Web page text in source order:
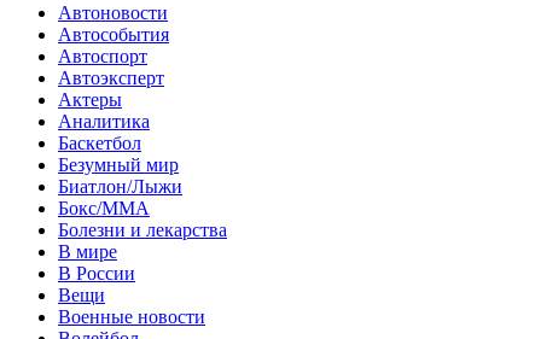
Автоновости
Автособытия
Автоспорт
Автоэксперт
Актеры
Аналитика
Баскетбол
Безумный мир
Биатлон/Лыжи
Бокс/MMA
Болезни и лекарства
В мире
В России
Вещи
Военные новости